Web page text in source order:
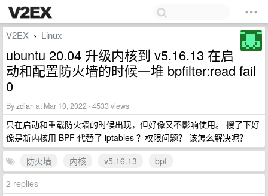
V2EX › Linux
ubuntu 20.04 升级内核到 v5.16.13 在启
动和配置防火墙的时候一堆 bpfilter:read fail
0
Byzdian at Mar 10, 2022 · 4533 views
只在启动和重载防火墙的时候出现，但好像又不影响使用。 搜了下好
像是新内核用 BPF 代替了 iptables ？权限问题？ 该怎么解决呢？
防火墙
内核 v5.16.13
bpf
2 replies